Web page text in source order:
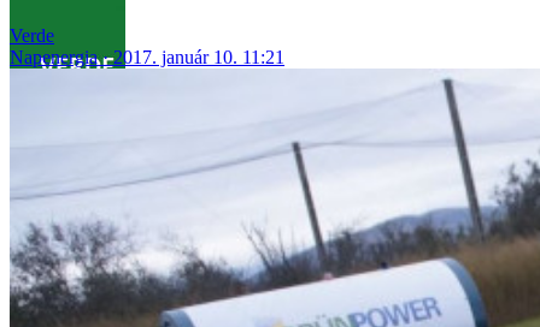
Verde
Napenergia
2017. január 10. 11:21